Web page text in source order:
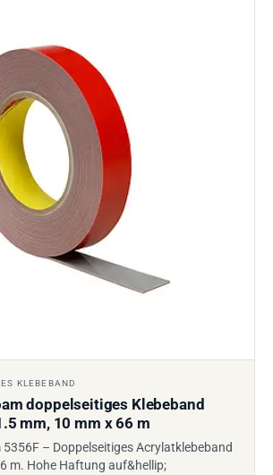
KLEBEBAND
doppelseitiges Klebeband
mm, 10 mm x 66 m
– Doppelseitiges Acrylatklebeband
m. Hohe Haftung auf&hellip;